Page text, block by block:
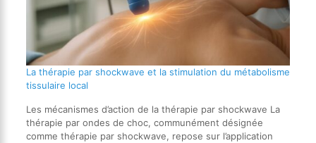
La thérapie par shockwave et la stimulation du métabolisme
tissulaire local
Les mécanismes d’action de la thérapie par shockwave La
thérapie par ondes de choc, communément désignée
comme thérapie par shockwave, repose sur l’application